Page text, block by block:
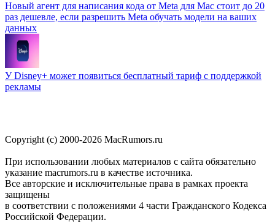
Новый агент для написания кода от Meta для Mac стоит до 20
раз дешевле, если разрешить Meta обучать модели на ваших
данных
У Disney+ может появиться бесплатный тариф с поддержкой
рекламы
Copyright (c) 2000-2026 MacRumors.ru
При использовании любых материалов с сайта обязательно
указание macrumors.ru в качестве источника.
Все авторские и исключительные права в рамках проекта
защищены
в соответствии с положениями 4 части Гражданского Кодекса
Российской Федерации.